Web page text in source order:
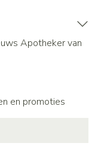
Apotheker van
en promoties